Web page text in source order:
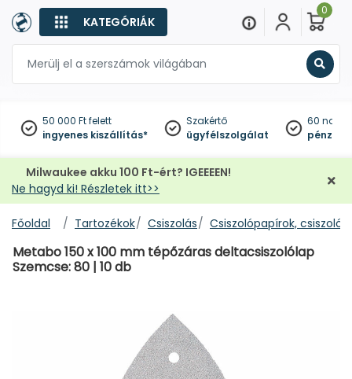
KATEGÓRIÁK
0
50 000 Ft felett
ingyenes kiszállítás*
Szakértő
ügyfélszolgálat
60
Milwaukee akku 100 Ft-ért? IGEEEEN!
Ne hagyd ki! Részletek itt>>
Főoldal Tartozékok Csiszolás Csiszolópapírok,
Metabo 150 x 100 mm tépőzáras deltacsiszolólap
Szemcse: 80 | 10 db